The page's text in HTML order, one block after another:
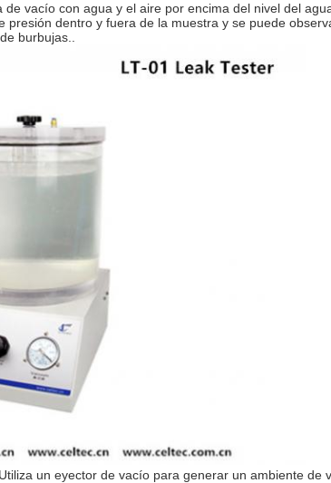
vacío con agua y el aire por encima del nivel del
dentro y fuera de la muestra y se puede
burbujas..
Utiliza un eyector de vacío para generar un ambiente de